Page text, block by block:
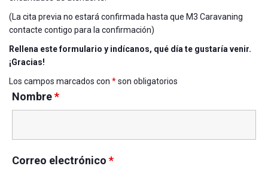
(La cita previa no estará confirmada hasta que M3 Caravaning
contacte contigo para la confirmación)
Rellena este formulario y indícanos, qué día te gustaría venir.
¡Gracias!
Los campos marcados con *son obligatorios
Nombre*
Correo electrónico *